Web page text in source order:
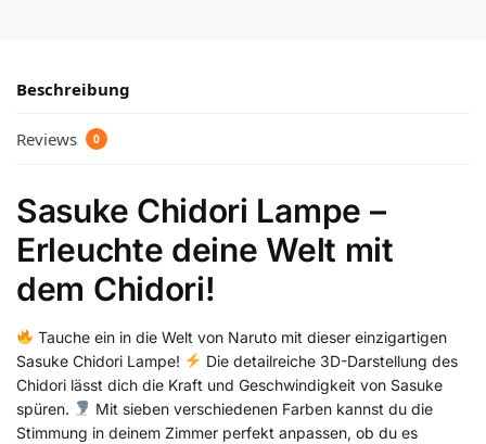
Beschreibung
Reviews 0
Sasuke Chidori Lampe –
Erleuchte deine Welt mit
dem Chidori!
Tauche ein in die Welt von Naruto mit dieser einzigartigen
Sasuke Chidori Lampe!
Die detailreiche 3D-Darstellung des
Chidori lässt dich die Kraft und Geschwindigkeit von Sasuke
spüren.
Mit sieben verschiedenen Farben kannst du die
Stimmung in deinem Zimmer perfekt anpassen, ob du es